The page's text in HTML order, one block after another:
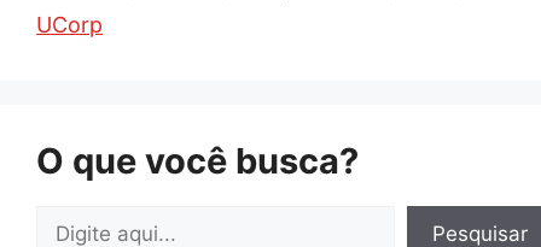
UCorp
O que você busca?
Pesquisar Pesquisar